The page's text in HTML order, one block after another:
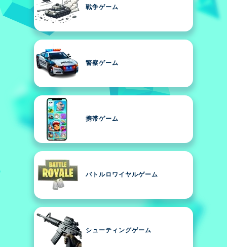
戦争ゲーム
警察ゲーム
携帯ゲーム
バトルロワイヤルゲーム
シューティングゲーム